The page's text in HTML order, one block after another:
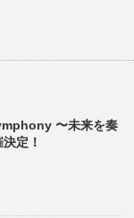
〜未来を奏
定！